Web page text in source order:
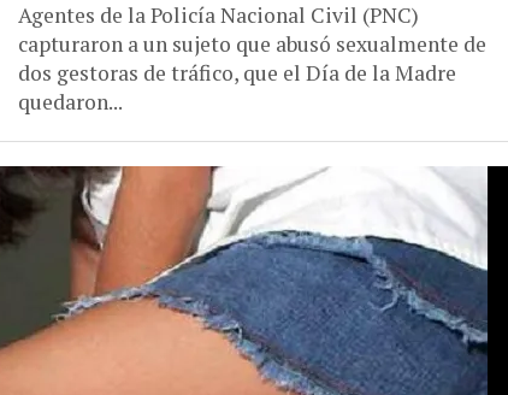
Agentes de la Policía Nacional Civil (PNC)
capturaron a un sujeto que abusó sexualmente de
dos gestoras de tráfico, que el Día de la Madre
quedaron...